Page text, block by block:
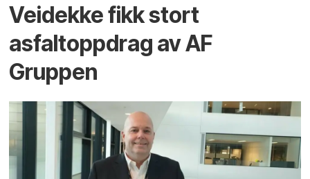
Veidekke fikk stort
asfaltoppdrag av AF
Gruppen